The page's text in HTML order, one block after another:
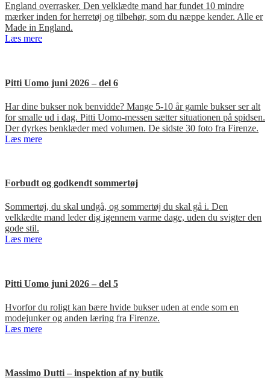
England overrasker. Den velklædte mand har fundet 10 mindre
mærker inden for herretøj og tilbehør, som du næppe kender. Alle er
Made in England.
Læs mere
Pitti Uomo juni 2026 – del 6
Har dine bukser nok benvidde? Mange 5-10 år gamle bukser ser alt
for smalle ud i dag. Pitti Uomo-messen sætter situationen på spidsen.
Der dyrkes benklæder med volumen. De sidste 30 foto fra Firenze.
Læs mere
Forbudt og godkendt sommertøj
Sommertøj, du skal undgå, og sommertøj du skal gå i. Den
velklædte mand leder dig igennem varme dage, uden du svigter den
gode stil.
Læs mere
Pitti Uomo juni 2026 – del 5
Hvorfor du roligt kan bære hvide bukser uden at ende som en
modejunker og anden læring fra Firenze.
Læs mere
Massimo Dutti – inspektion af ny butik